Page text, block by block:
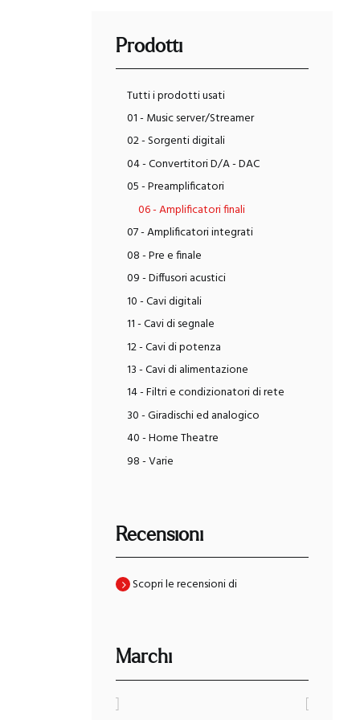
Prodotti
Tutti i prodotti usati
01 - Music server/Streamer
02 - Sorgenti digitali
04 - Convertitori D/A - DAC
05 - Preamplificatori
06 - Amplificatori finali
07 - Amplificatori integrati
08 - Pre e finale
09 - Diffusori acustici
10 - Cavi digitali
11 - Cavi di segnale
12 - Cavi di potenza
13 - Cavi di alimentazione
14 - Filtri e condizionatori di rete
30 - Giradischi ed analogico
40 - Home Theatre
98 - Varie
Recensioni
Scopri le recensioni di
Marchi